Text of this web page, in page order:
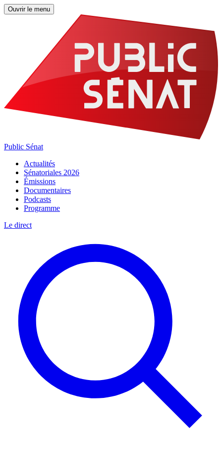
Ouvrir le menu
Public Sénat
Actualités
Sénatoriales 2026
Émissions
Documentaires
Podcasts
Programme
Le direct